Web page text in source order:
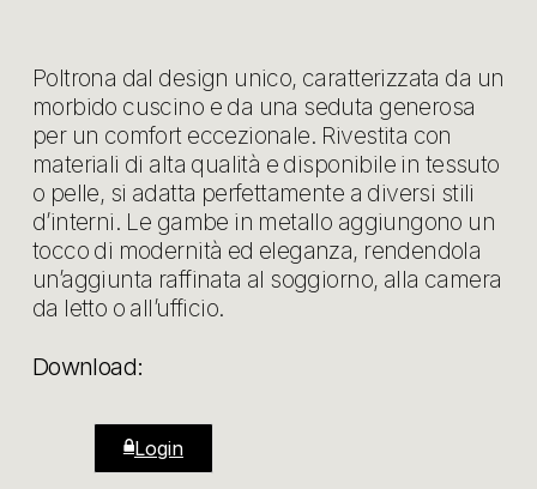
Download:
Login
Poltrona dal design unico, caratterizzata da un
morbido cuscino e da una seduta generosa
per un comfort eccezionale. Rivestita con
materiali di alta qualità e disponibile in tessuto
o pelle, si adatta perfettamente a diversi stili
d’interni. Le gambe in metallo aggiungono un
tocco di modernità ed eleganza, rendendola
un’aggiunta raffinata al soggiorno, alla camera
da letto o all’ufficio.